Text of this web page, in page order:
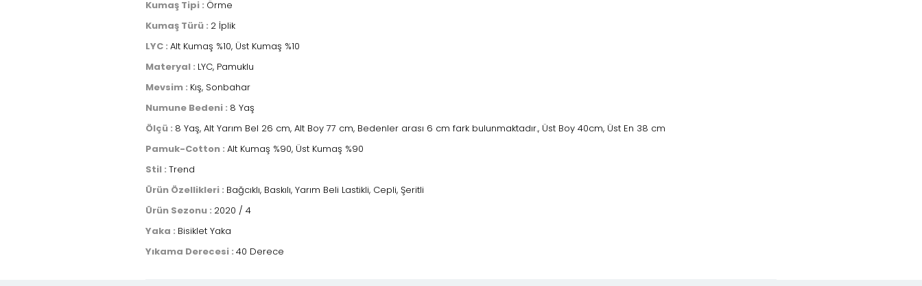
Kumaş Tipi : Örme
Kumaş Türü : 2 İplik
LYC : Alt Kumaş %10, Üst Kumaş %10
Materyal : LYC, Pamuklu
Mevsim : Kış, Sonbahar
Numune Bedeni : 8 Yaş
Ölçü : 8 Yaş, Alt Yarım Bel 26 cm, Alt Boy 77 cm, Bedenler arası 6 cm fark bulunmaktadır., Üst Boy 40cm, Üst En 38 cm
Pamuk-Cotton : Alt Kumaş %90, Üst Kumaş %90
Stil : Trend
Ürün Özellikleri : Bağcıklı, Baskılı, Yarım Beli Lastikli, Cepli, Şeritli
Ürün Sezonu : 2020 / 4
Yaka : Bisiklet Yaka
Yıkama Derecesi : 40 Derece